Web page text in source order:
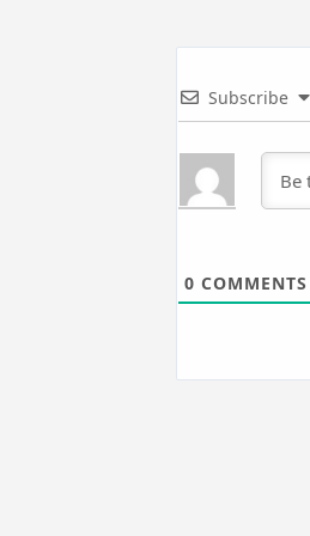
Subscribe
0 COMMENTS